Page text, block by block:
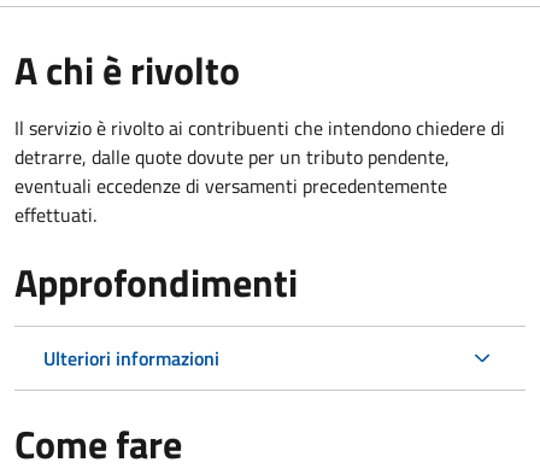
A chi è rivolto
Il servizio è rivolto ai contribuenti che intendono chiedere di
detrarre, dalle quote dovute per un tributo pendente,
eventuali eccedenze di versamenti precedentemente
effettuati.
Approfondimenti
Ulteriori informazioni
Come fare